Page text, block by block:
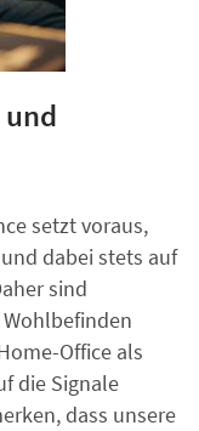
und
setzt voraus,
dabei stets auf
sind
Office als
die Signale
dass unsere